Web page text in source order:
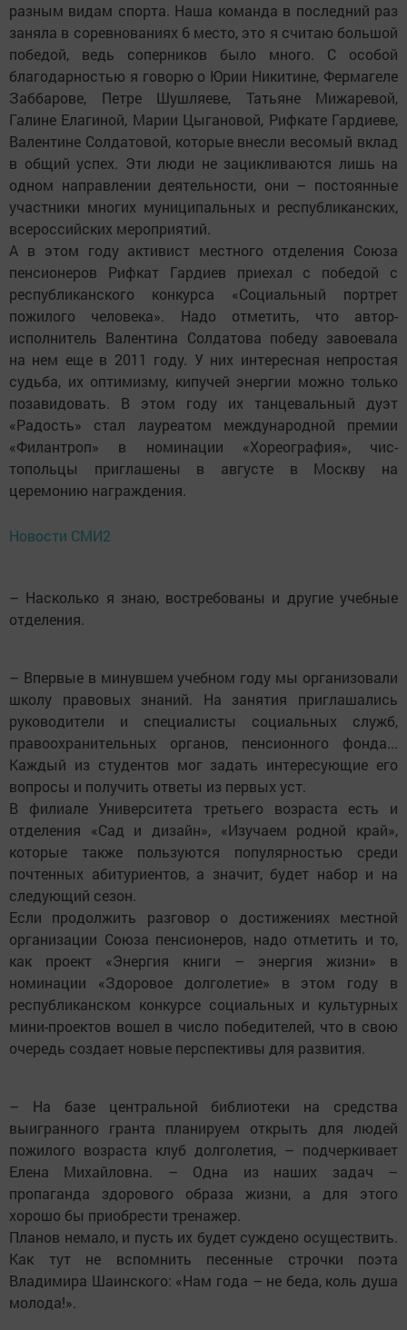
разным видам спорта. Наша команда в пос­ледний раз
заняла в соревнованиях 6 место, это я считаю большой
победой, ведь соперников было много. С особой
благодарностью я говорю о Юрии Никитине, Фермагеле
Заббарове, Пет­ре Шушляеве, Татьяне Мижаревой,
Галине Елагиной, Марии Цыгановой, Рифкате Гардиеве,
Валентине Солдатовой, которые внесли весомый вклад
в общий успех. Эти люди не зацикливаются лишь на
одном направлении деятельности, они – постоянные
участники многих муниципальных и республиканских,
всероссийских мероприятий.
А в этом году активист местного отделения Союза
пенсионеров Рифкат Гардиев приехал с победой с
республиканского конкурса «Социальный портрет
пожилого человека». Надо отметить, что автор-
исполнитель Валентина Солдатова победу завоевала
на нем еще в 2011 году. У них интересная непростая
судьба, их оптимизму, кипучей энергии можно только
позавидовать. В этом году их танцевальный дуэт
«Радость» стал лауреатом международной премии
«Филантроп» в номинации «Хореография», чис­
топольцы приглашены в августе в Москву на
церемонию награждения.
Новости СМИ2
– Насколько я знаю, востребованы и другие учебные
отделения.
– Впервые в минувшем учебном году мы организовали
школу правовых знаний. На занятия приглашались
руководители и специалисты социальных служб,
правоохранительных органов, пенсионного фонда...
Каждый из студентов мог задать интересующие его
вопросы и получить ответы из первых уст.
В филиале Университета третьего возраста есть и
отделения «Сад и дизайн», «Изучаем родной край»,
которые также пользуются популяр­ностью среди
почтенных абитуриен­тов, а значит, будет набор и на
следую­щий сезон.
Если продолжить разговор о достижениях местной
организации Союза пенсионеров, надо отметить и то,
как проект «Энергия книги – энергия жизни» в
номинации «Здоровое долголетие» в этом году в
респуб­ликанском конкурсе социальных и культурных
мини-проектов вошел в число победителей, что в свою
очередь создает новые перспективы для развития.
– На базе центральной библиотеки на средства
выигранного гранта планируем открыть для людей
пожилого возраста клуб долголетия, – подчеркивает
Елена Михайловна. – Одна из наших задач –
пропаганда здорового образа жизни, а для этого
хорошо бы приобрести тренажер.
Планов немало, и пусть их будет суждено осуществить.
Как тут не вспомнить песенные строчки поэта
Владимира Шаинского: «Нам года – не беда, коль душа
молода!».